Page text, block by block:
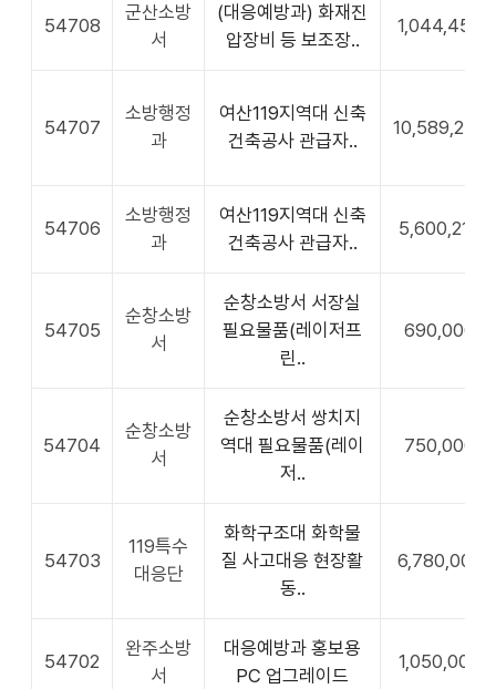
54708
군산소방
서
(대응예방과) 화재진
압장비 등 보조장..
1,044,450
54707
소방행정
과
여산119지역대 신축
건축공사 관급자..
10,589,240
54706
소방행정
과
여산119지역대 신축
건축공사 관급자..
5,600,210
54705
순창소방
서
순창소방서 서장실
필요물품(레이저프
린..
690,000
54704
순창소방
서
순창소방서 쌍치지
역대 필요물품(레이
저..
750,000
54703
119특수
대응단
화학구조대 화학물
질 사고대응 현장활
동..
6,780,000
54702
완주소방
서
대응예방과 홍보용
PC 업그레이드
1,050,000